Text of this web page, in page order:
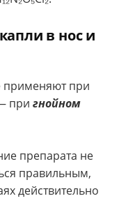
в нос и
применяют при
при гнойном
препарата не
правильным,
действительно